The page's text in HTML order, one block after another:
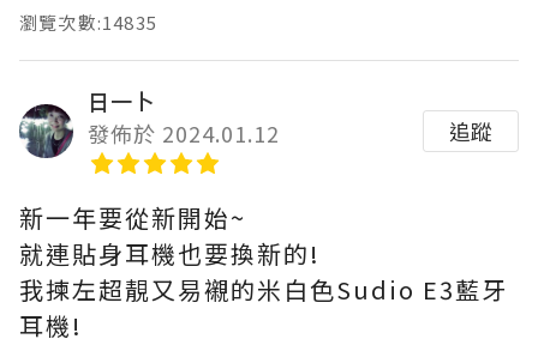
瀏覽次數:14835
日一卜
發佈於 2024.01.12
追蹤
新一年要從新開始~
就連貼身耳機也要換新的!
我揀左超靚又易襯的米白色Sudio E3藍牙
耳機!